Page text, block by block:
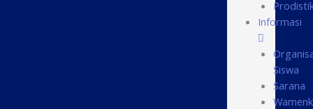
Informasi
Siswa
Sarana